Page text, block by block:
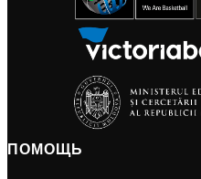
ПОМОЩЬ